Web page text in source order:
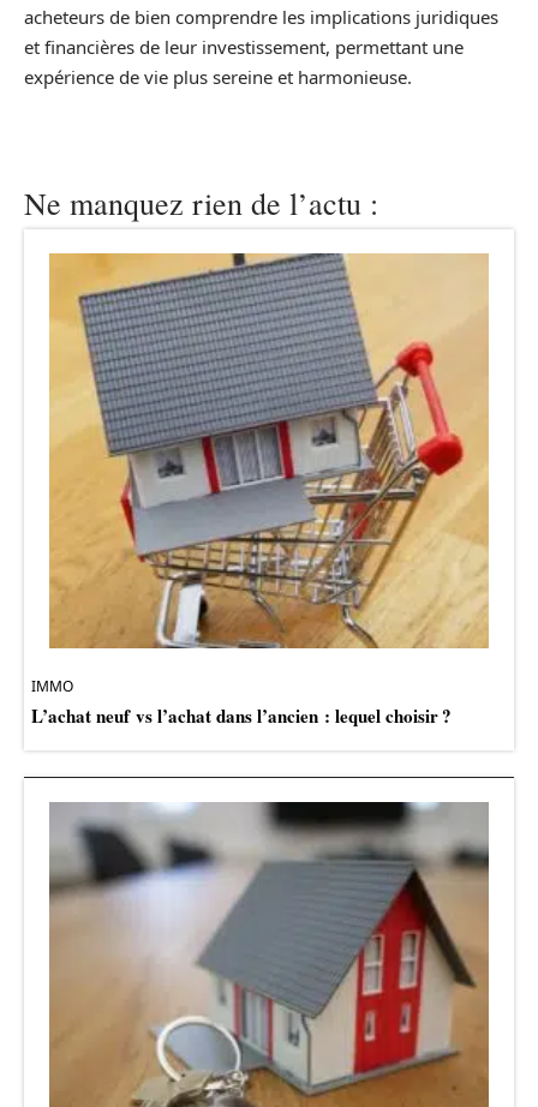
acheteurs de bien comprendre les implications juridiques
et financières de leur investissement, permettant une
expérience de vie plus sereine et harmonieuse.
Ne manquez rien de l’actu :
IMMO
L’achat neuf vs l’achat dans l’ancien : lequel choisir ?